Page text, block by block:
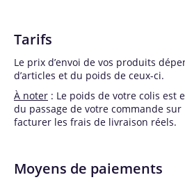
Tarifs
Le prix d’envoi de vos produits
d’articles et du poids de ceux-ci.
À noter : Le poids de votre colis est
du passage de votre commande
facturer les frais de livraison réels.
Moyens de paiements